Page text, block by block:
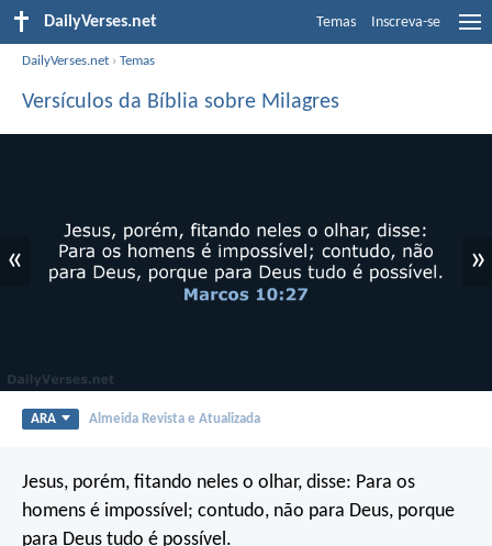
DailyVerses.net Temas Inscreva-se
DailyVerses.net ›Temas
Versículos da Bíblia sobre Milagres
« »
ARA Almeida Revista e Atualizada
Jesus, porém, fitando neles o olhar, disse: Para os
homens é impossível; contudo, não para Deus, porque
para Deus tudo é possível.